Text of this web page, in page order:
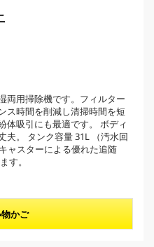
両用掃除機です。フィルター
ス時間を削減し清掃時間を短
体吸引にも最適です。 ボディ
夫。 タンク容量 31L （汚水回
ャスターによる優れた追随
す。
かご